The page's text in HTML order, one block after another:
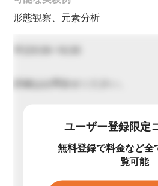
形態観察、元素分析
詳細はお問合せください。
ユーザー登録限定
無料登録で料金など全
覧可能